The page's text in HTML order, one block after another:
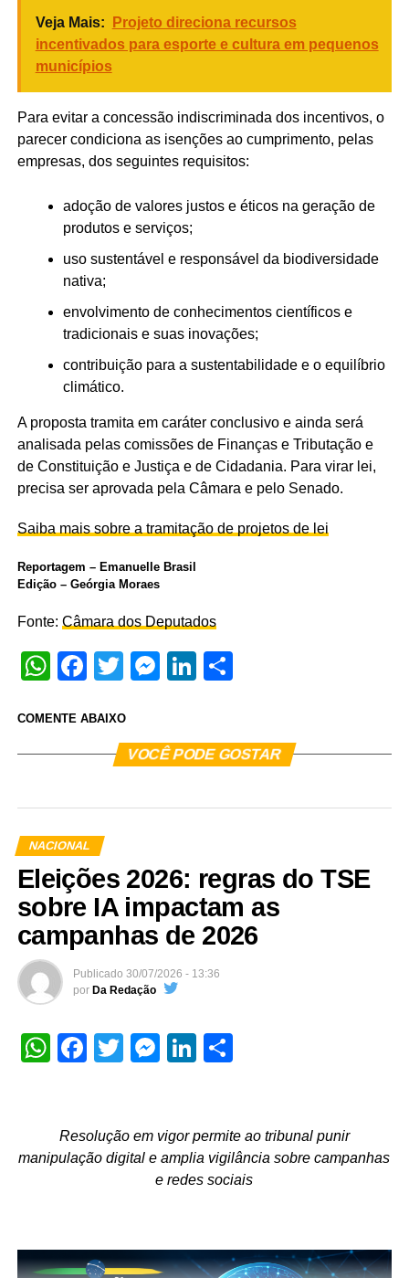
Veja Mais:
Projeto direciona recursos
incentivados para esporte e cultura em pequenos
municípios
Para evitar a concessão indiscriminada dos incentivos, o
parecer condiciona as isenções ao cumprimento, pelas
empresas, dos seguintes requisitos:
adoção de valores justos e éticos na geração de
produtos e serviços;
uso sustentável e responsável da biodiversidade
nativa;
envolvimento de conhecimentos científicos e
tradicionais e suas inovações;
contribuição para a sustentabilidade e o equilíbrio
climático.
A proposta tramita em caráter conclusivoe ainda será
analisada pelas comissões de Finanças e Tributação e
de Constituição e Justiça e de Cidadania. Para virar lei,
precisa ser aprovada pela Câmara e pelo Senado.
Saiba mais sobre a tramitação de projetos de lei
Reportagem – Emanuelle Brasil
Edição – Geórgia Moraes
Fonte: Câmara dos Deputados
WhatsApp
Facebook
TwitterMessenger
LinkedIn
COMENTE ABAIXO
VOCÊ PODE GOSTAR
NACIONAL
Eleições 2026: regras do TSE
sobre IA impactam as
campanhas de 2026
Publicado 30/07/2026 - 13:36
por Da Redação
WhatsApp
Facebook
TwitterMessenger
LinkedIn
Resolução em vigor permite ao tribunal punir
manipulação digital e amplia vigilância sobre campanhas
e redes sociais